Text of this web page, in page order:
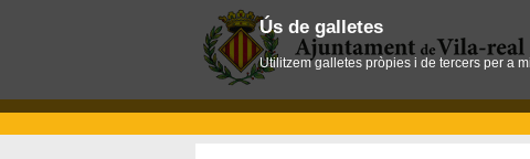
Ús de galletes
Utilitzem galletes pròpies i de tercers per a